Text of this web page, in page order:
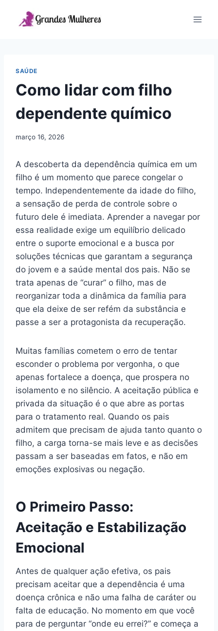
SAÚDE
Como lidar com filho
dependente químico
março 16, 2026
A descoberta da dependência química em um
filho é um momento que parece congelar o
tempo. Independentemente da idade do filho,
a sensação de perda de controle sobre o
futuro dele é imediata. Aprender a navegar por
essa realidade exige um equilíbrio delicado
entre o suporte emocional e a busca por
soluções técnicas que garantam a segurança
do jovem e a saúde mental dos pais. Não se
trata apenas de “curar” o filho, mas de
reorganizar toda a dinâmica da família para
que ela deixe de ser refém da substância e
passe a ser a protagonista da recuperação.
Muitas famílias cometem o erro de tentar
esconder o problema por vergonha, o que
apenas fortalece a doença, que prospera no
isolamento e no silêncio. A aceitação pública e
privada da situação é o que abre as portas
para o tratamento real. Quando os pais
admitem que precisam de ajuda tanto quanto o
filho, a carga torna-se mais leve e as decisões
passam a ser baseadas em fatos, e não em
emoções explosivas ou negação.
O Primeiro Passo:
Aceitação e Estabilização
Emocional
Antes de qualquer ação efetiva, os pais
precisam aceitar que a dependência é uma
doença crônica e não uma falha de caráter ou
falta de educação. No momento em que você
para de perguntar “onde eu errei?” e começa a